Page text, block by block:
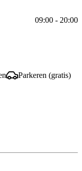
09:00 - 20:00
Parkeren (gratis)